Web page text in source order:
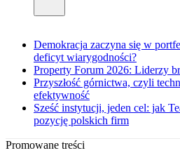
Demokracja zaczyna się w
deficyt wiarygodności?
Property Forum 2026: Liderzy
Przyszłość górnictwa, czyli
efektywność
Sześć instytucji, jeden cel: jak
pozycję polskich firm
Promowane treści